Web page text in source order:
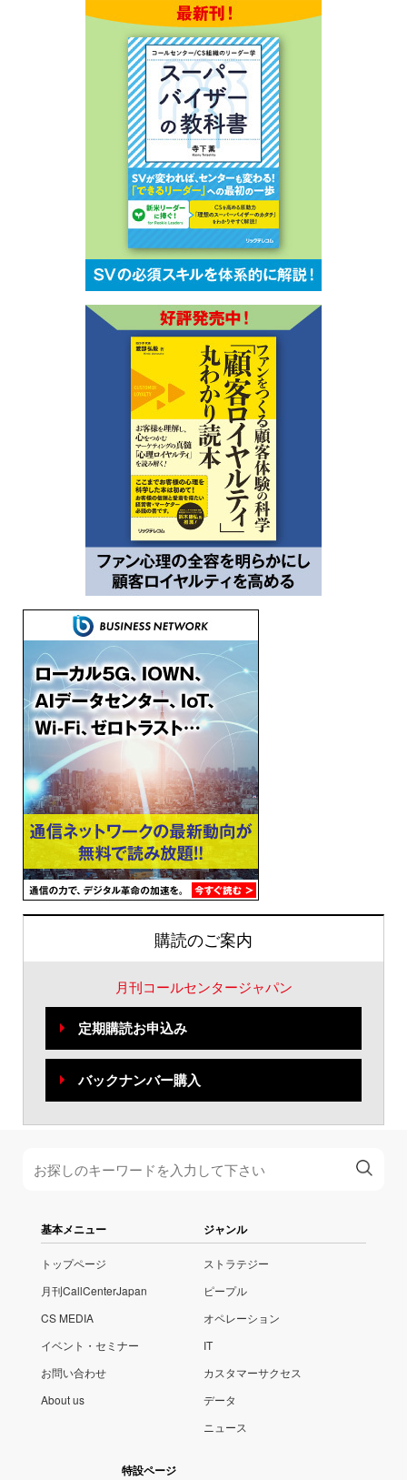
購読のご案内
月刊コールセンタージャパン
定期購読お申込み
バックナンバー購入
基本メニュー
トップページ
月刊CallCenterJapan
CS MEDIA
イベント・セミナー
お問い合わせ
About us
ジャンル
ストラテジー
ピープル
オペレーション
IT
カスタマーサクセス
データ
ニュース
特設ページ